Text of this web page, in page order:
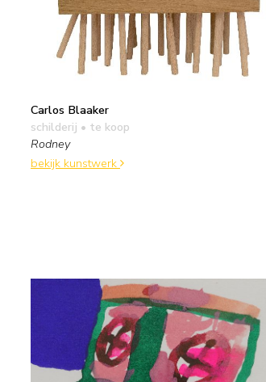
Carlos Blaaker
schilderij • te koop
Rodney
bekijk kunstwerk